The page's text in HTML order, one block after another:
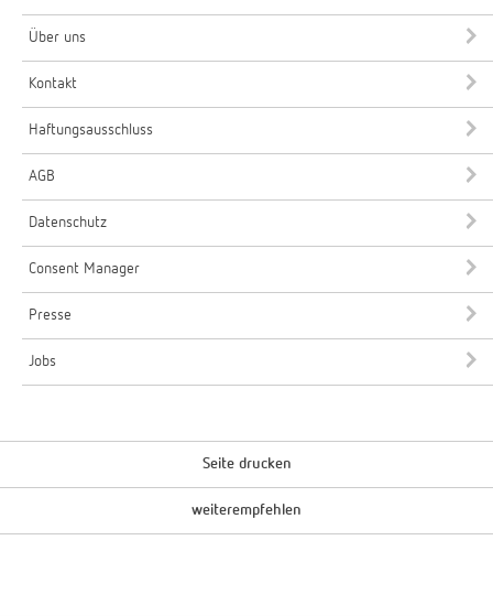
Über uns
Kontakt
Haftungsausschluss
AGB
Datenschutz
Consent Manager
Presse
Jobs
Seite drucken
weiterempfehlen